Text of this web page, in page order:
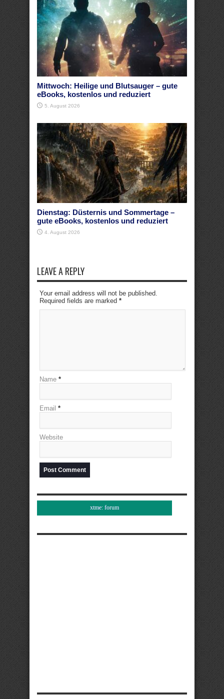
Mittwoch: Heilige und Blutsauger – gute
eBooks, kostenlos und reduziert
5. August 2026
Dienstag: Düsternis und Sommertage –
gute eBooks, kostenlos und reduziert
4. August 2026
LEAVE A REPLY
Your email address will not be published.
Required fields are marked *
Name *
Email *
Website
xtme: forum